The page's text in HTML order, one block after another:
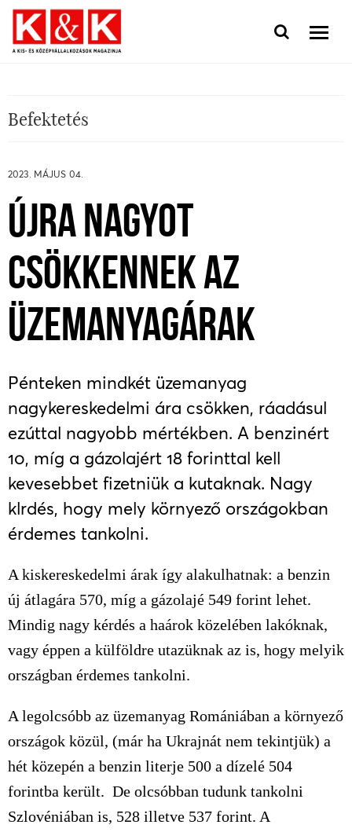
Befektetés
2023. MÁJUS 04.
ÚJRA NAGYOT
CSÖKKENNEK AZ
ÜZEMANYAGÁRAK
Pénteken mindkét üzemanyag
nagykereskedelmi ára csökken, ráadásul
ezúttal nagyobb mértékben. A benzinért
10, míg a gázolajért 18 forinttal kell
kevesebbet fizetniük a kutaknak. Nagy
klrdés, hogy mely környező országokban
érdemes tankolni.
A kiskereskedelmi árak így alakulhatnak: a benzin
új átlagára 570, míg a gázolajé 549 forint lehet.
Mindig nagy kérdés a haárok közelében lakóknak,
vagy éppen a külföldre utazüknak az is, hogy melyik
országban érdemes tankolni.
A legolcsóbb az üzemanyag Romániában a környező
országok közül, (már ha Ukrajnát nem tekintjük) a
hét közepén a benzin literje 500 a dízelé 504
forintba került. De olcsóbban tudunk tankolni
Szlovéniában is, 528 illetve 537 forint. A